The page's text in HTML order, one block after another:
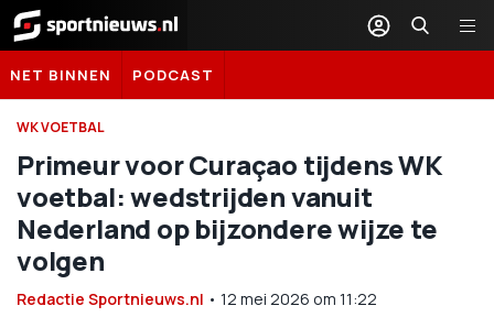
Sportnieuws.nl
NET BINNEN PODCAST
WK VOETBAL
Primeur voor Curaçao tijdens WK
voetbal: wedstrijden vanuit
Nederland op bijzondere wijze te
volgen
Redactie Sportnieuws.nl • 12 mei 2026 om 11:22